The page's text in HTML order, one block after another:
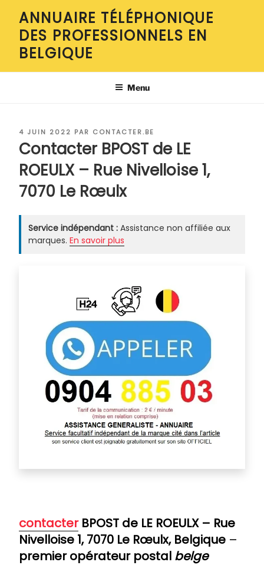
contenu
principal
ANNUAIRE TÉLÉPHONIQUE
DES PROFESSIONNELS EN
BELGIQUE
Menu
PUBLIÉ
LE
4 JUIN 2022 PAR CONTACTER.BE
Contacter BPOST de LE
ROEULX – Rue Nivelloise 1,
7070 Le Rœulx
Service indépendant : Assistance non affiliée aux
marques. En savoir plus
contacterBPOST de LE ROEULX – Rue
Nivelloise 1, 7070 Le Rœulx, Belgique –
premier opérateur postal belge